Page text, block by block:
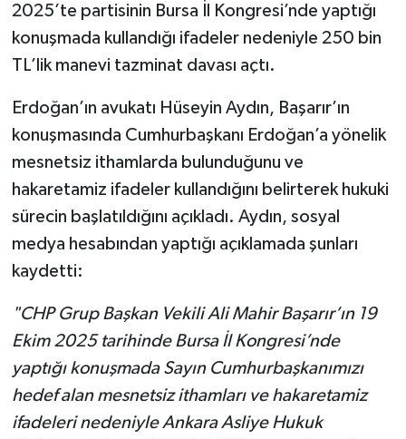
2025’te partisinin Bursa İl Kongresi’nde yaptığı
konuşmada kullandığı ifadeler nedeniyle 250 bin
TL’lik manevi tazminat davası açtı.
Erdoğan’ın avukatı Hüseyin Aydın, Başarır’ın
konuşmasında Cumhurbaşkanı Erdoğan’a yönelik
mesnetsiz ithamlarda bulunduğunu ve
hakaretamiz ifadeler kullandığını belirterek hukuki
sürecin başlatıldığını açıkladı. Aydın, sosyal
medya hesabından yaptığı açıklamada şunları
kaydetti:
"CHP Grup Başkan Vekili Ali Mahir Başarır’ın 19
Ekim 2025 tarihinde Bursa İl Kongresi’nde
yaptığı konuşmada Sayın Cumhurbaşkanımızı
hedef alan mesnetsiz ithamları ve hakaretamiz
ifadeleri nedeniyle Ankara Asliye Hukuk